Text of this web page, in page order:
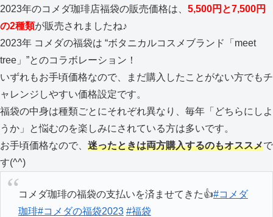
2023年のコメダ珈琲店福袋の販売価格は、 5,500円と7,500円
の2種類が販売されましたね♪
2023年 コメダの福袋は “ボタニカルコスメブランド「meet
tree」”とのコラボレーション！
いずれもお手頃価格なので、まだ購入したことがない方でもチ
ャレンジしやすい価格設定です。
福袋の中身は種類ごとにそれぞれ異なり、毎年「どちらにしよ
うか」と悩むのを楽しみにされている方は多いです。
お手頃価格なので、 迷ったときは両方購入するのもオススメで
す(^^)
コメダ珈琲の福袋の支払いを済ませてきた👍#コメダ
珈琲#コメダの福袋2023 #福袋